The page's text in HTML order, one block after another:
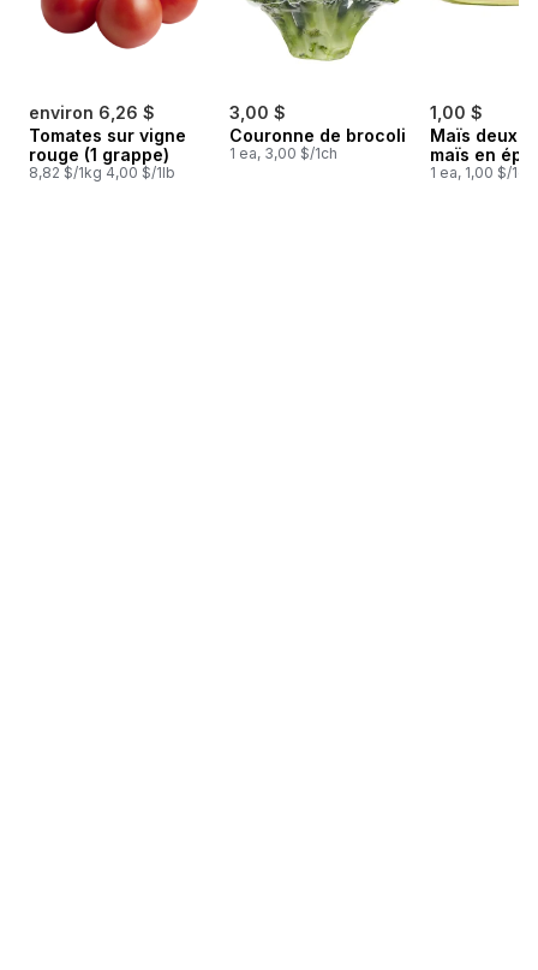
environ 6,26 $
Tomates sur vigne
rouge (1 grappe)
8,82 $/1kg 4,00 $/1lb
3,00 $
Couronne de brocoli
1 ea, 3,00 $/1ch
1,00 $
Maïs deux
maïs en épis
1 ea, 1,00 $/1ch